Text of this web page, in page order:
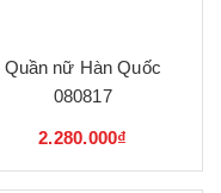
Quần nữ Hàn Quốc
080817
2.280.000₫